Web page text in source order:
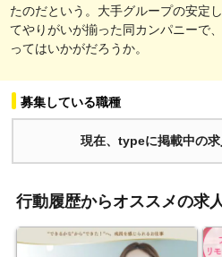
たのだという。大手グループの安定
てやりがいが揃った同カンパニーで
ってはいかがだろうか。
募集している職種
現在、typeに掲載中の求
行動履歴からオススメの求